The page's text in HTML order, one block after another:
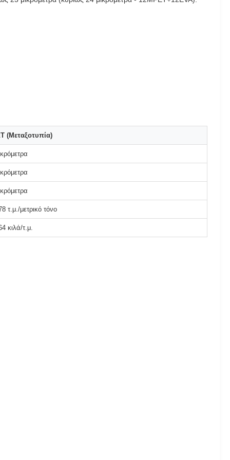
(Μεταξοτυπία)
τ.μ./μετρικό τόνο
κιλά/τ.μ.